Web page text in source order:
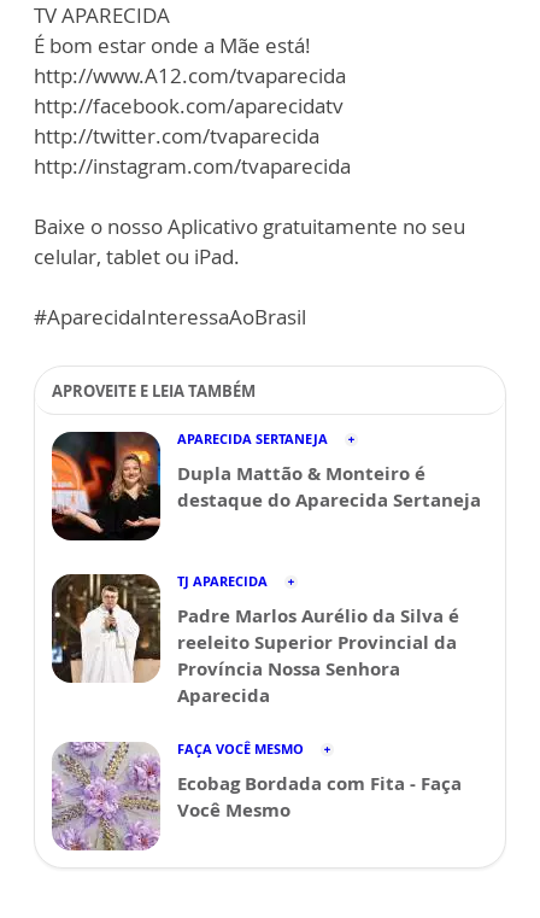
TV APARECIDA
É bom estar onde a Mãe está!
http://www.A12.com/tvaparecida
http://facebook.com/aparecidatv
http://twitter.com/tvaparecida
http://instagram.com/tvaparecida
Baixe o nosso Aplicativo gratuitamente no seu
celular, tablet ou iPad.
#AparecidaInteressaAoBrasil
APROVEITE E LEIA TAMBÉM
APARECIDA SERTANEJA
Dupla Mattão & Monteiro é
destaque do Aparecida Sertaneja
TJ APARECIDA
Padre Marlos Aurélio da Silva é
reeleito Superior Provincial da
Província Nossa Senhora
Aparecida
FAÇA VOCÊ MESMO
Ecobag Bordada com Fita - Faça
Você Mesmo